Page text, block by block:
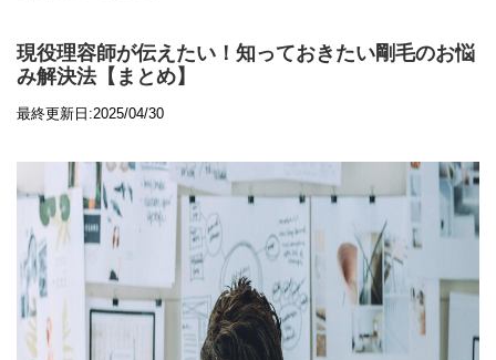
現役理容師が伝えたい！知っておきたい剛毛のお悩
み解決法【まとめ】
最終更新日:2025/04/30